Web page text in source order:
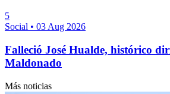
5
Social • 03 Aug 2026
Falleció José Hualde, histórico
Maldonado
Más noticias